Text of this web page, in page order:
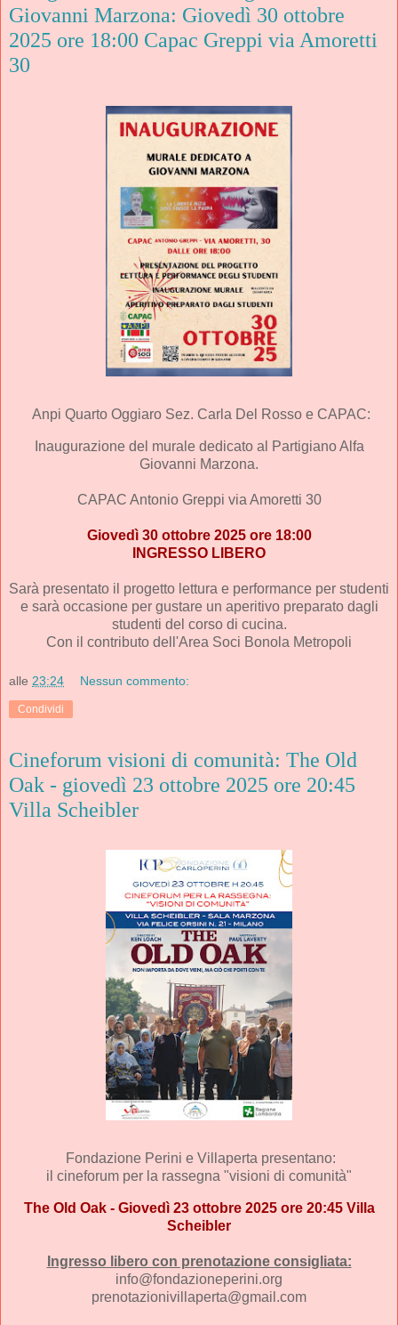
Giovanni Marzona: Giovedì 30 ottobre
2025 ore 18:00 Capac Greppi via Amoretti
30
Anpi Quarto Oggiaro Sez. Carla Del Rossoe CAPAC:
Inaugurazione del murale dedicato al Partigiano Alfa
Giovanni Marzona.
CAPAC Antonio Greppi via Amoretti 30
Giovedì 30 ottobre 2025 ore 18:00
INGRESSO LIBERO
Sarà presentato il progetto lettura e performance per studenti
e sarà occasione per gustare un aperitivo preparato dagli
studenti del corso di cucina.
Con il contributo dell'Area Soci Bonola Metropoli
alle 23:24 Nessun commento:
Condividi
Cineforum visioni di comunità: The Old
Oak - giovedì 23 ottobre 2025 ore 20:45
Villa Scheibler
Fondazione Perini e Villaperta presentano:
il cineforum per la rassegna "visioni di comunità"
The Old Oak - Giovedì 23 ottobre 2025 ore 20:45 Villa
Scheibler
Ingresso libero con prenotazione consigliata:
info@fondazioneperini.org
prenotazionivillaperta@gmail.com